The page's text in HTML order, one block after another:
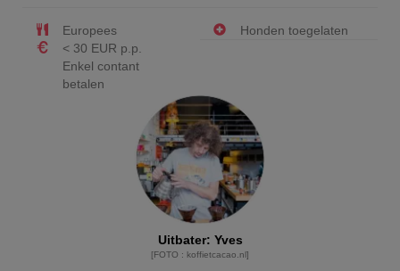
Europees
Honden toegelaten
< 30 EUR p.p.
Enkel contant
betalen
Uitbater: Yves
[FOTO : koffietcacao.nl]